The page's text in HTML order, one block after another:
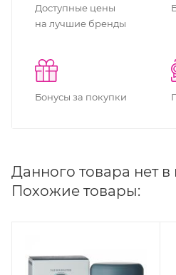
Доступные цены
на лучшие бренды
Бонусы за покупки
Данного товара нет
Похожие товары: